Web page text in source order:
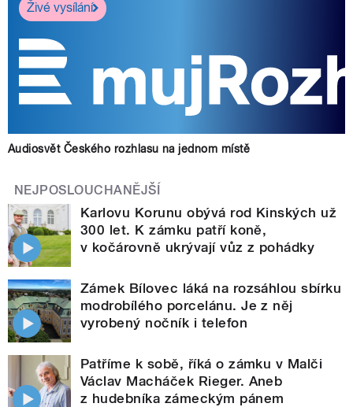
Živé vysílání
Audiosvět Českého rozhlasu na jednom místě
NEJPOSLOUCHANĚJŠÍ
Karlovu Korunu obývá rod Kinských už
300 let. K zámku patří koně,
v kočárovně ukrývají vůz z pohádky
Zámek Bílovec láká na rozsáhlou sbírku
modrobílého porcelánu. Je z něj
vyrobený nočník i telefon
Patříme k sobě, říká o zámku v Malči
Václav Macháček Rieger. Aneb
z hudebníka zámeckým pánem